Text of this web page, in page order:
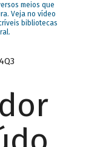
meios que
Veja no vídeo
bibliotecas